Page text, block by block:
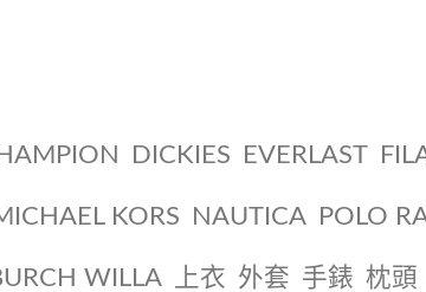
DICKIES EVERLAST
KORS NAUTICA POLO
WILLA 上衣 外套 手錶 枕頭